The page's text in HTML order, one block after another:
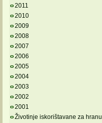
2011
2010
2009
2008
2007
2006
2005
2004
2003
2002
2001
Životinje iskorištavane za hranu